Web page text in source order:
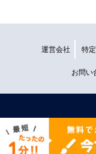
運営会社 特
お問い